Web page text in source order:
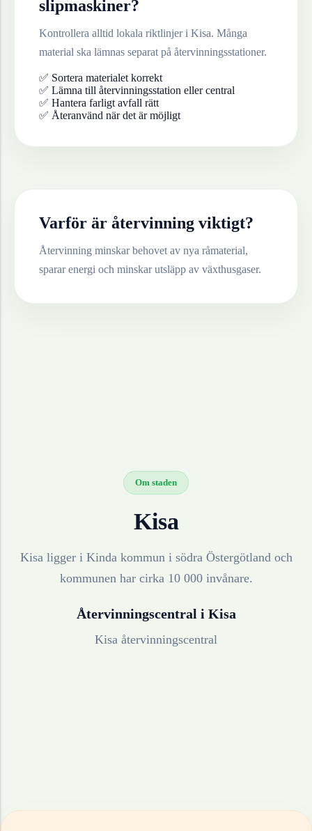
slipmaskiner?
Kontrollera alltid lokala riktlinjer i Kisa. Många
material ska lämnas separat på återvinningsstationer.
✅ Sortera materialet korrekt
✅ Lämna till återvinningsstation eller central
✅ Hantera farligt avfall rätt
✅ Återanvänd när det är möjligt
Varför är återvinning viktigt?
Återvinning minskar behovet av nya råmaterial,
sparar energi och minskar utsläpp av växthusgaser.
Om staden
Kisa
Kisa ligger i Kinda kommun i södra Östergötland och
kommunen har cirka 10 000 invånare.
Återvinningscentral i Kisa
Kisa återvinningscentral